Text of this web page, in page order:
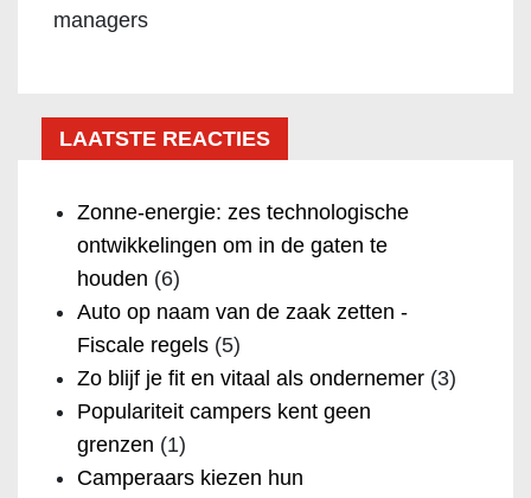
managers
LAATSTE REACTIES
Zonne-energie: zes technologische
ontwikkelingen om in de gaten te
houden (6)
Auto op naam van de zaak zetten -
Fiscale regels (5)
Zo blijf je fit en vitaal als ondernemer (3)
Populariteit campers kent geen
grenzen (1)
Camperaars kiezen hun